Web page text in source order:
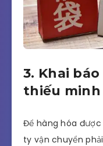
3. Khai
thiếu minh
Để hàng hóa
ty vận chuyển